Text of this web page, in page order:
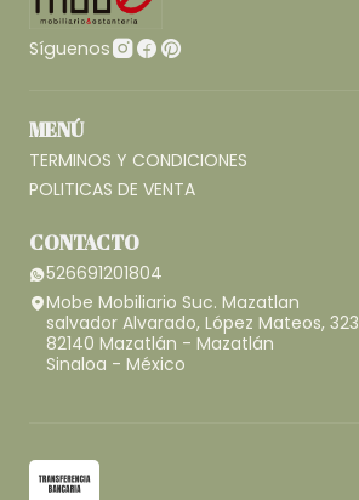
Síguenos
MENÚ
TERMINOS Y CONDICIONES
POLITICAS DE VENTA
CONTACTO
526691201804
Mobe Mobiliario Suc. Mazatlan
salvador Alvarado, López Mateos, 323
82140 Mazatlán - Mazatlán
Sinaloa - México